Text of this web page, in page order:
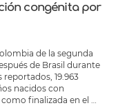
congénita por
de la segunda
de Brasil durante
reportados, 19.963
nacidos con
finalizada en el …